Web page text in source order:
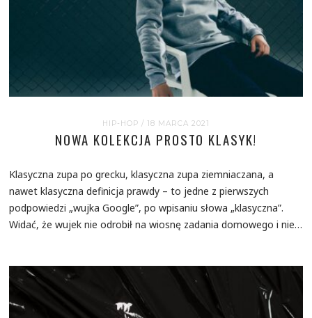
HIP-HOP / 18 MARCA 2021
NOWA KOLEKCJA PROSTO KLASYK!
Klasyczna zupa po grecku, klasyczna zupa ziemniaczana, a
nawet klasyczna definicja prawdy – to jedne z pierwszych
podpowiedzi „wujka Google”, po wpisaniu słowa „klasyczna”.
Widać, że wujek nie odrobił na wiosnę zadania domowego i nie…